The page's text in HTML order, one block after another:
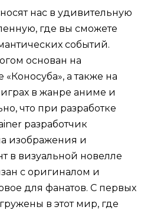
нас в удивительную
где вы сможете
событий.
основан на
а также на
в жанре аниме и
что при разработке
разработчик
изображения и
в визуальной новелле
с оригиналом и
для фанатов. С первых
в этот мир, где